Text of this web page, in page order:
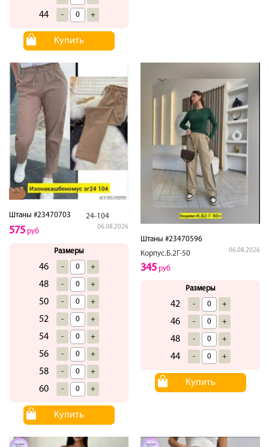
44 - +
Купить
Штаны #23470703 24-104
06.08.2026
575 руб
Размеры
46 - +
48 - +
50 - +
52 - +
54 - +
56 - +
58 - +
60 - +
Купить
Штаны #23470596
Корпус.Б.2Г-50
06.08.2026
345 руб
Размеры
42 - +
46 - +
48 - +
44 - +
Купить